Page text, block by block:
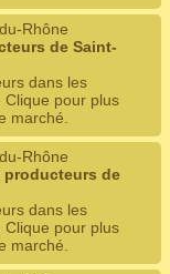
Rhône
de Saint-
dans les
Clique pour plus
marché.
Rhône
producteurs de
dans les
Clique pour plus
marché.